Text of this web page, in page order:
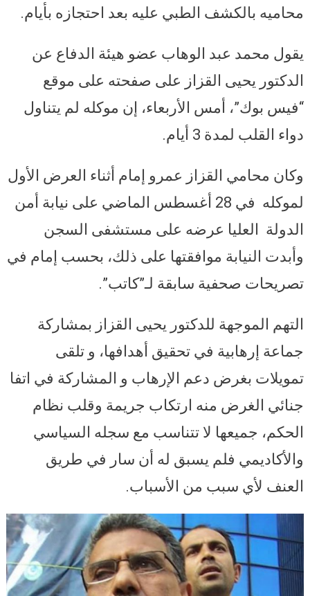
محاميه بالكشف الطبي عليه بعد احتجازه بأيام.
يقول محمد عبد الوهاب عضو هيئة الدفاع عن
الدكتور يحيى القزاز على صفحته على موقع
“فيس بوك”، أمس الأربعاء، إن موكله لم يتناول
دواء القلب لمدة 3 أيام.
وكان محامي القزاز عمرو إمام أثناء العرض الأول
لموكله في 28 أغسطس الماضي على نيابة أمن
الدولة العليا عرضه على مستشفى السجن
وأبدت النيابة موافقتها على ذلك، بحسب إمام في
تصريحات صحفية سابقة لـ”كاتب”.
التهم الموجهة للدكتور يحيى القزاز بمشاركة
جماعة إرهابية في تحقيق أهدافها، و تلقى
تمويلات بغرض دعم الإرهاب و المشاركة في اتفا
جنائي الغرض منه ارتكاب جريمة وقلب نظام
الحكم، جميعها لا تتناسب مع سجله السياسي
والأكاديمي فلم يسبق له أن سار في طريق
العنف لأي سبب من الأسباب.